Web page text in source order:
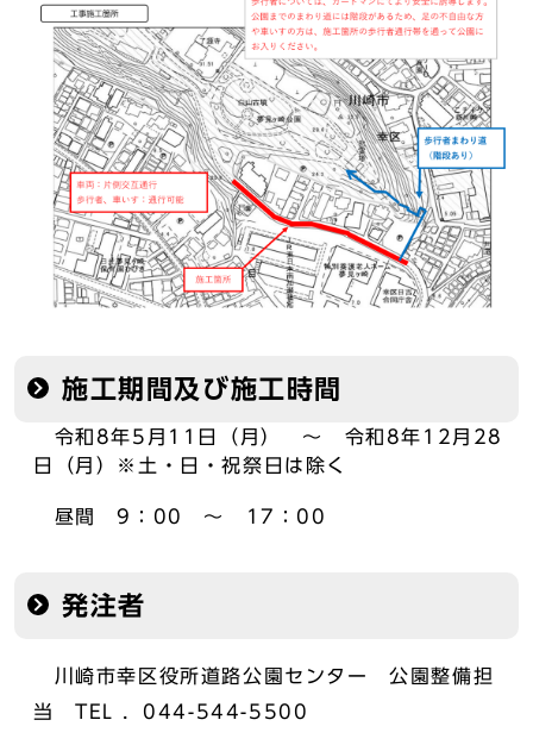
施工期間及び施工時間
令和8年5月11日（月） ～ 令和8年12月28
日（月）※土・日・祝祭日は除く
昼間 9：00 ～ 17：00
発注者
川崎市幸区役所道路公園センター 公園整備担
当 TEL ．044-544-5500